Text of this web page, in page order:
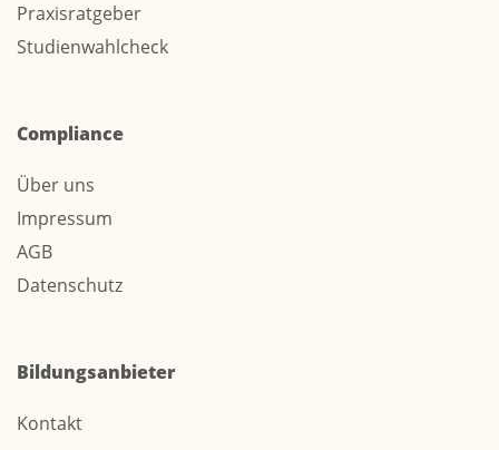
Praxisratgeber
Studienwahlcheck
Compliance
Über uns
Impressum
AGB
Datenschutz
Bildungsanbieter
Kontakt